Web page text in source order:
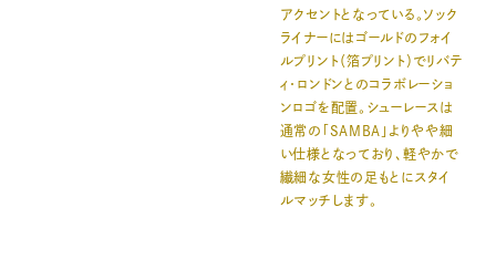
アクセントとなっている。ソック
ライナーにはゴールドのフォイ
ルプリント（箔プリント）でリバテ
ィ・ロンドンとのコラボレーショ
ンロゴを配置。シューレースは
通常の「SAMBA」よりやや細
い仕様となっており、軽やかで
繊細な女性の足もとにスタイ
ルマッチします。